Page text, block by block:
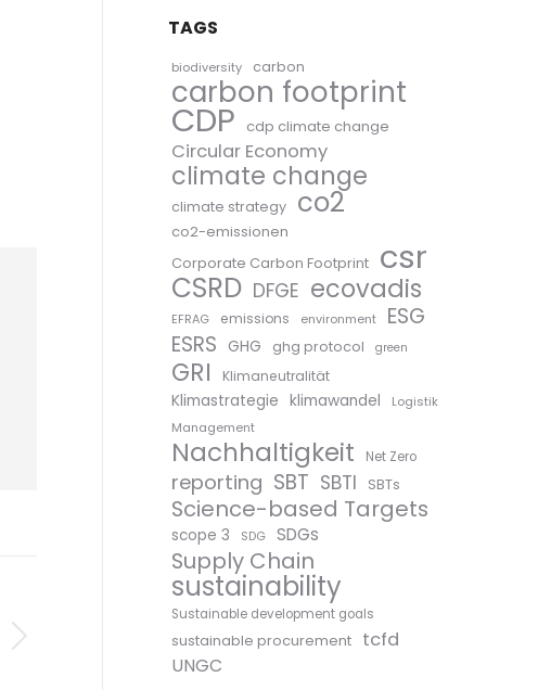
TAGS
biodiversity carbon
carbon footprint
CDP cdp climate change
Circular Economy
climate change
climate strategy co2
co2-emissionen
Corporate Carbon Footprint csr
CSRD DFGE ecovadis
EFRAG emissions environment
ESG
ESRS GHG ghg protocol green
GRI Klimaneutralität
Klimastrategie klimawandel
Logistik
Management
Nachhaltigkeit Net Zero
reporting SBT SBTI SBTs
Science-based Targets
scope 3 SDG SDGs
Supply Chain
sustainability
Sustainable development goals
sustainable procurement tcfd
UNGC